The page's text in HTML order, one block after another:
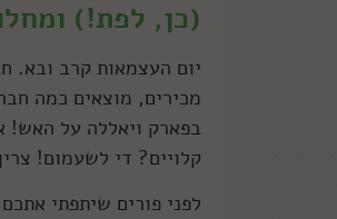
(כן, לפת!)
יום העצמאות קרב ובא.
מכירים, מוצאים כמה
בפארק ויאללה על האש!
קלויים? די לשעמום!
לפני פורים שיתפתי